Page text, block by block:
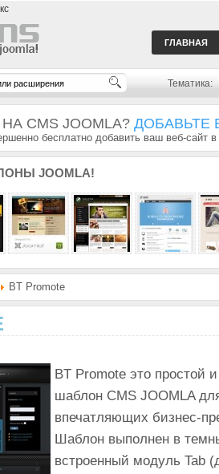
ГЛАВНАЯ
Тематика:
CMS JOOMLA? ДОБАВЬТЕ
бесплатно добавить ваш веб-сайт
JOOMLA!
BT Promote
BT Promote это простой
шаблон CMS JOOMLA
впечатляющих бизнес-
Шаблон выполнен в
встроенный модуль Tab